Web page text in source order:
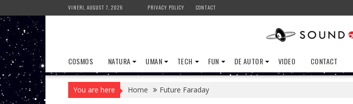
to
content
VINERI, AUGUST 7, 2026 PRIVACY POLICY CONTACT
COSMOS NATURA UMAN TECH FUN DE AUTOR VIDEO CONTACT
You are here Home Future Faraday